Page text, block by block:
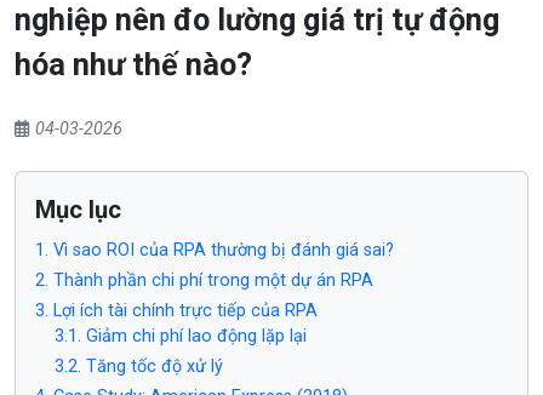
nghiệp nên đo lường giá trị tự động
hóa như thế nào?
04-03-2026
Mục lục
1. Vì sao ROI của RPA thường bị đánh giá sai?
2. Thành phần chi phí trong một dự án RPA
3. Lợi ích tài chính trực tiếp của RPA
3.1. Giảm chi phí lao động lặp lại
3.2. Tăng tốc độ xử lý